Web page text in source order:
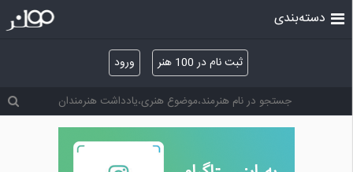
ثبت نام در 100 هنر ورود
دسته‌بندی